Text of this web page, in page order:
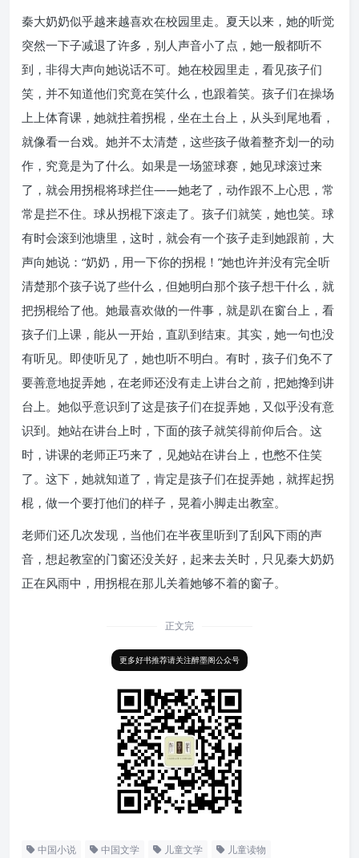
秦大奶奶似乎越来越喜欢在校园里走。夏天以来，她的听觉
突然一下子减退了许多，别人声音小了点，她一般都听不
到，非得大声向她说话不可。她在校园里走，看见孩子们
笑，并不知道他们究竟在笑什么，也跟着笑。孩子们在操场
上上体育课，她就拄着拐棍，坐在土台上，从头到尾地看，
就像看一台戏。她并不太清楚，这些孩子做着整齐划一的动
作，究竟是为了什么。如果是一场篮球赛，她见球滚过来
了，就会用拐棍将球拦住——她老了，动作跟不上心思，常
常是拦不住。球从拐棍下滚走了。孩子们就笑，她也笑。球
有时会滚到池塘里，这时，就会有一个孩子走到她跟前，大
声向她说：“奶奶，用一下你的拐棍！”她也许并没有完全听
清楚那个孩子说了些什么，但她明白那个孩子想干什么，就
把拐棍给了他。她最喜欢做的一件事，就是趴在窗台上，看
孩子们上课，能从一开始，直趴到结束。其实，她一句也没
有听见。即使听见了，她也听不明白。有时，孩子们免不了
要善意地捉弄她，在老师还没有走上讲台之前，把她搀到讲
台上。她似乎意识到了这是孩子们在捉弄她，又似乎没有意
识到。她站在讲台上时，下面的孩子就笑得前仰后合。这
时，讲课的老师正巧来了，见她站在讲台上，也憋不住笑
了。这下，她就知道了，肯定是孩子们在捉弄她，就挥起拐
棍，做一个要打他们的样子，晃着小脚走出教室。
老师们还几次发现，当他们在半夜里听到了刮风下雨的声
音，想起教室的门窗还没关好，起来去关时，只见秦大奶奶
正在风雨中，用拐棍在那儿关着她够不着的窗子。
正文完
更多好书推荐请关注醉墨阁公众号
中国小说 中国文学 儿童文学 儿童读物